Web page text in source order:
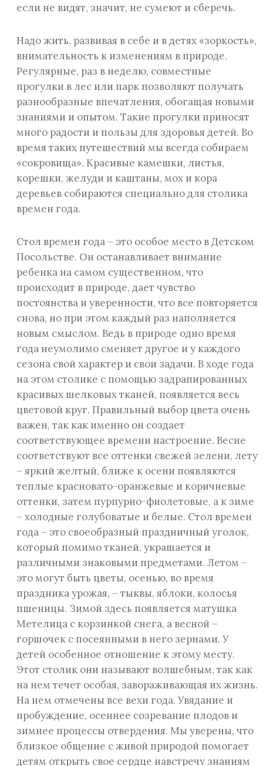
если не видят, значит, не сумеют и сберечь.
Надо жить, развивая в себе и в детях «зоркость»,
внимательность к изменениям в природе.
Регулярные, раз в неделю, совместные
прогулки в лес или парк позволяют получать
разнообразные впечатления, обогащая новыми
знаниями и опытом. Такие прогулки приносят
много радости и пользы для здоровья детей. Во
время таких путешествий мы всегда собираем
«сокровища». Красивые камешки, листья,
корешки, желуди и каштаны, мох и кора
деревьев собираются специально для столика
времен года.
Стол времен года – это особое место в Детском
Посольстве. Он останавливает внимание
ребенка на самом существенном, что
происходит в природе, дает чувство
постоянства и уверенности, что все повторяется
снова, но при этом каждый раз наполняется
новым смыслом. Ведь в природе одно время
года неумолимо сменяет другое и у каждого
сезона свой характер и свои задачи. В ходе года
на этом столике с помощью задрапированных
красивых шелковых тканей, появляется весь
цветовой круг. Правильный выбор цвета очень
важен, так как именно он создает
соответствующее времени настроение. Весне
соответствуют все оттенки свежей зелени, лету
– яркий желтый, ближе к осени появляются
теплые красновато-оранжевые и коричневые
оттенки, затем пурпурно-фиолетовые, а к зиме
– холодные голубоватые и белые. Стол времен
года – это своеобразный праздничный уголок,
который помимо тканей, украшается и
различными знаковыми предметами. Летом –
это могут быть цветы, осенью, во время
праздника урожая, – тыквы, яблоки, колосья
пшеницы. Зимой здесь появляется матушка
Метелица с корзинкой снега, а весной –
горшочек с посеянными в него зернами. У
детей особенное отношение к этому месту.
Этот столик они называют волшебным, так как
на нем течет особая, завораживающая их жизнь.
На нем отмечены все вехи года. Увядание и
пробуждение, осеннее созревание плодов и
зимнее процессы отвердения. Мы уверены, что
близкое общение с живой природой помогает
детям открыть свое сердце навстречу знаниям